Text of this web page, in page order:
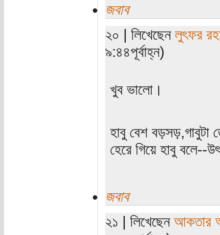
জবাব
২০ | লিখেছেন লুৎফর
৯:৪৪পূর্বাহ্ন)
খুব ভালো।
হাবু বেশ বড়সড়,গাবুটা
হেরে গিয়ে হাবু বলে--
জবাব
২১ | লিখেছেন আকতার